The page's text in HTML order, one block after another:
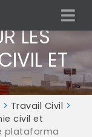
LES
ET
> Travail Civil >
civil et
plataforma